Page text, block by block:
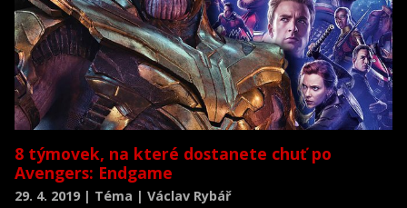
8 týmovek, na které dostanete chuť po
Avengers: Endgame
29. 4. 2019 | Téma | Václav Rybář